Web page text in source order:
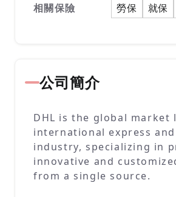
相關保險 勞保 就保
公司簡介
DHL is the global market
international express
industry, specializing in
innovative and
from a single source.